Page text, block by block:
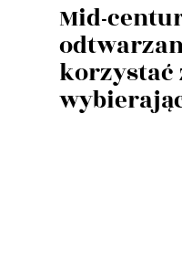
Mid-
korzystać